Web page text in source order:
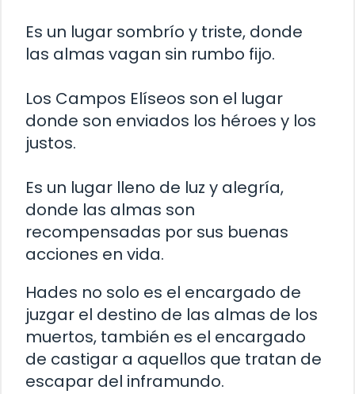
Es un lugar sombrío y triste, donde
las almas vagan sin rumbo fijo.
Los Campos Elíseos son el lugar
donde son enviados los héroes y los
justos.
Es un lugar lleno de luz y alegría,
donde las almas son
recompensadas por sus buenas
acciones en vida.
Hades no solo es el encargado de
juzgar el destino de las almas de los
muertos, también es el encargado
de castigar a aquellos que tratan de
escapar del inframundo.